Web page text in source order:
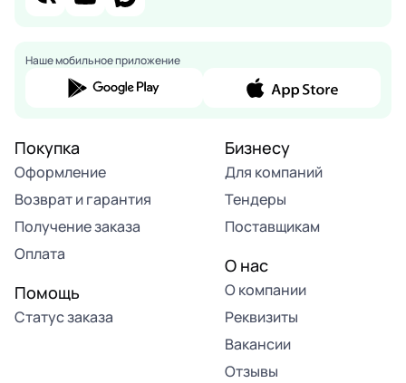
Наше мобильное приложение
Покупка
Оформление
Возврат и гарантия
Получение заказа
Оплата
Помощь
Статус заказа
Бизнесу
Для компаний
Тендеры
Поставщикам
О нас
О компании
Реквизиты
Вакансии
Отзывы